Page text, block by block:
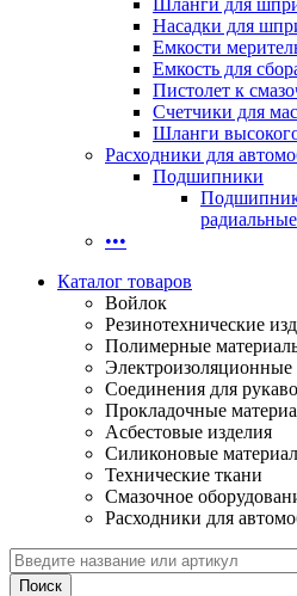
Шланги для
Насадки для
Емкости
Емкость для
Пистолет к
Счетчики для
Шланги
Расходники для
Подшипники
радиальные
•••
Каталог товаров
Войлок
Резинотехнические
Полимерные
Соединения для
Прокладочные
Асбестовые изделия
Силиконовые
Технические ткани
Смазочное
Расходники для